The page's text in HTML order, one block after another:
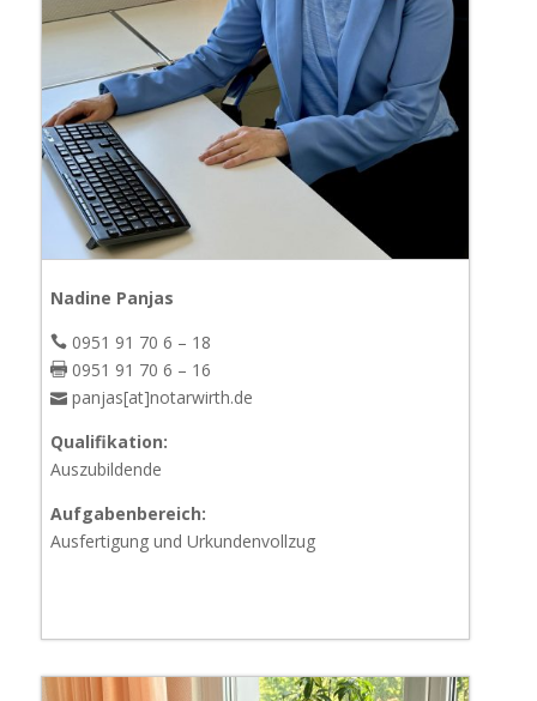
Nadine Panjas
0951 91 70 6 – 18
0951 91 70 6 – 16
panjas[at]notarwirth.de
Qualifikation:
Auszubildende
Aufgabenbereich:
Ausfertigung und Urkundenvollzug